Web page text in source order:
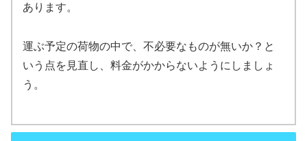
あります。
運ぶ予定の荷物の中で、不必要なものが無いか？と
いう点を見直し、料金がかからないようにしましょ
う。